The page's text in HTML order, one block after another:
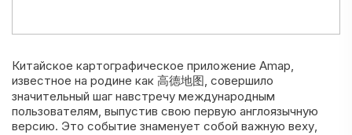
Китайское картографическое приложение Amap,
известное на родине как 高德地图, совершило
значительный шаг навстречу международным
пользователям, выпустив свою первую англоязычную
версию. Это событие знаменует собой важную веху,